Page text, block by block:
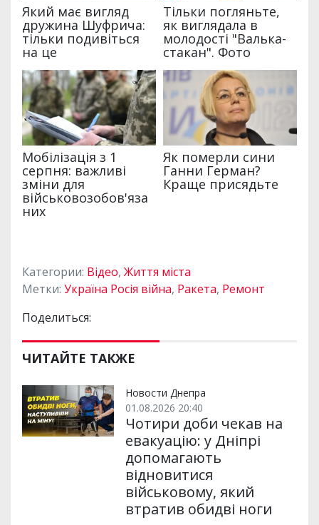
Категории: Відео, Життя міста
Метки: Україна Росія війна, Ракета, Ремонт
Поделиться:
ЧИТАЙТЕ ТАКЖЕ
Новости Днепра
01.08.2026 20:40
Чотири доби чекав на
евакуацію: у Дніпрі
допомагають
відновитися
військовому, який
втратив обидві ноги